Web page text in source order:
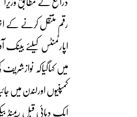
ذرائع کے مطابق
رقم منتقل کرنے کے
میں کہاگیاکہ
کمپنیوں اورلندن